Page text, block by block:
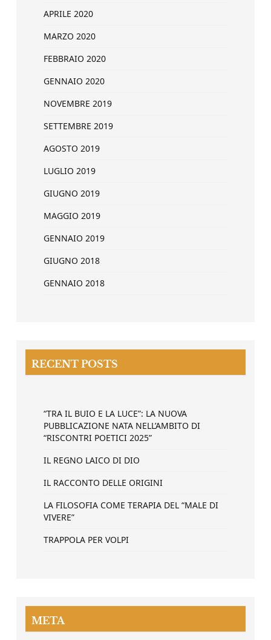
APRILE 2020
MARZO 2020
FEBBRAIO 2020
GENNAIO 2020
NOVEMBRE 2019
SETTEMBRE 2019
AGOSTO 2019
LUGLIO 2019
GIUGNO 2019
MAGGIO 2019
GENNAIO 2019
GIUGNO 2018
GENNAIO 2018
RECENT POSTS
“TRA IL BUIO E LA LUCE”: LA NUOVA
PUBBLICAZIONE NATA NELL’AMBITO DI
“RISCONTRI POETICI 2025”
IL REGNO LAICO DI DIO
IL RACCONTO DELLE ORIGINI
LA FILOSOFIA COME TERAPIA DEL “MALE DI
VIVERE”
TRAPPOLA PER VOLPI
META